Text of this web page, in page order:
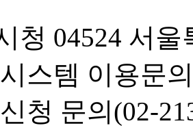
청 04524 서
스템 이용문
청 문의(02-